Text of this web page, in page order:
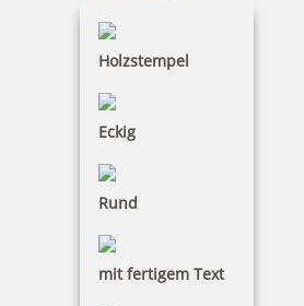
Holzstempel
Eckig
Rund
mit fertigem Text
Sonderangebote